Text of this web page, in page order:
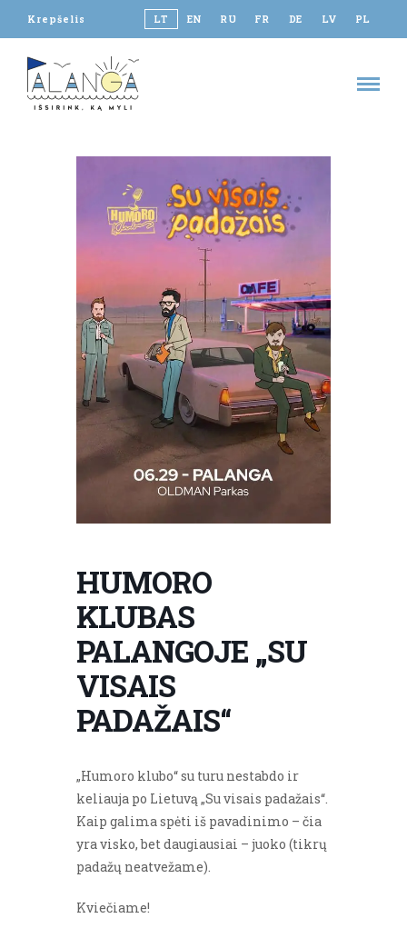
Krepšelis LT EN RU FR DE LV PL
HUMORO
KLUBAS
PALANGOJE „SU
VISAIS
PADAŽAIS“
„Humoro klubo“ su turu nestabdo ir
keliauja po Lietuvą „Su visais padažais“.
Kaip galima spėti iš pavadinimo – čia
yra visko, bet daugiausiai – juoko (tikrų
padažų neatvežame).
Kviečiame!